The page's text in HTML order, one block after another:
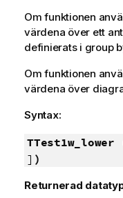
Om funktionen
värdena över ett
definierats i group
Om funktionen
värdena över
Syntax:
TTest1w_lower
] )
Returnerad